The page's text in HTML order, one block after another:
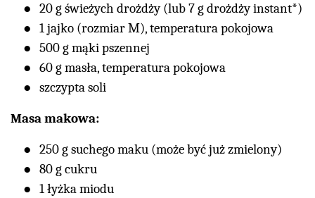
20 g świeżych drożdży (lub 7 g drożdży instant*)
1 jajko (rozmiar M), temperatura pokojowa
500 g mąki pszennej
60 g masła, temperatura pokojowa
szczypta soli
Masa makowa:
250 g suchego maku (może być już zmielony)
80 g cukru
1 łyżka miodu